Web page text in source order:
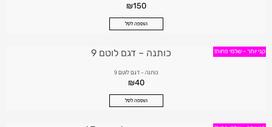
₪150
הוספה לסל
קני יותר - שלמי פחות!
כותנה – דגם לוטם 9
₪40
הוספה לסל